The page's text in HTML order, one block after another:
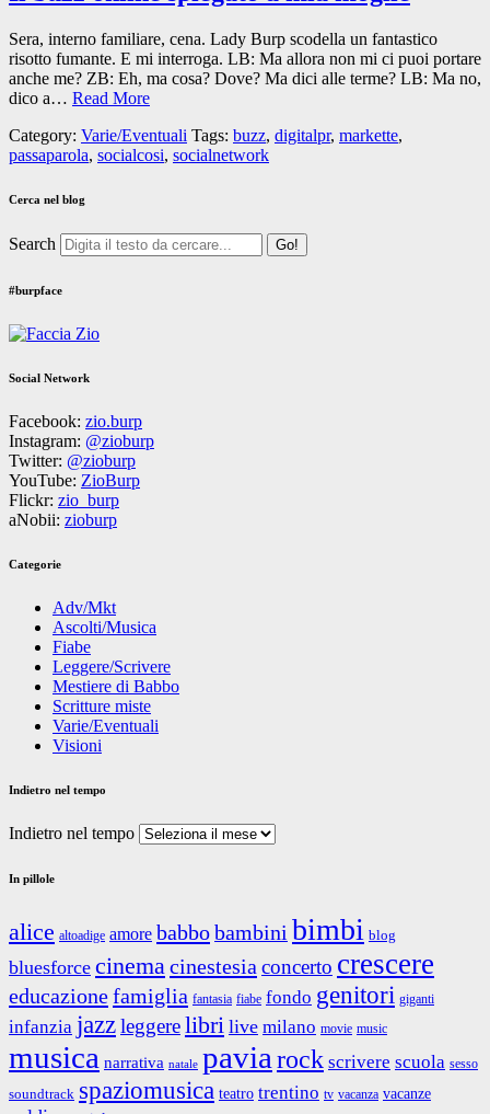
Sera, interno familiare, cena. Lady Burp scodella un fantastico
risotto fumante. E mi interroga. LB: Ma allora non mi ci puoi portare
anche me? ZB: Eh, ma cosa? Dove? Ma dici alle terme? LB: Ma no,
dico a… Read More
Category: Varie/Eventuali Tags: buzz, digitalpr, markette,
passaparola, socialcosi, socialnetwork
Cerca nel blog
Search
#burpface
Social Network
Facebook: zio.burp
Instagram: @zioburp
Twitter: @zioburp
YouTube: ZioBurp
Flickr: zio_burp
aNobii: zioburp
Categorie
Adv/Mkt
Ascolti/Musica
Fiabe
Leggere/Scrivere
Mestiere di Babbo
Scritture miste
Varie/Eventuali
Visioni
Indietro nel tempo
Indietro nel tempo
In pillole
alice altoadige amore babbobambini bimbi blog
bluesforce cinema cinestesia concerto crescere
educazionefamiglia fantasia fiabe fondo genitori giganti
infanzia jazzleggerelibri live milano movie music
musica narrativa natale pavia rock scrivere scuola sesso
soundtrack spaziomusica teatro trentino tv vacanza vacanze